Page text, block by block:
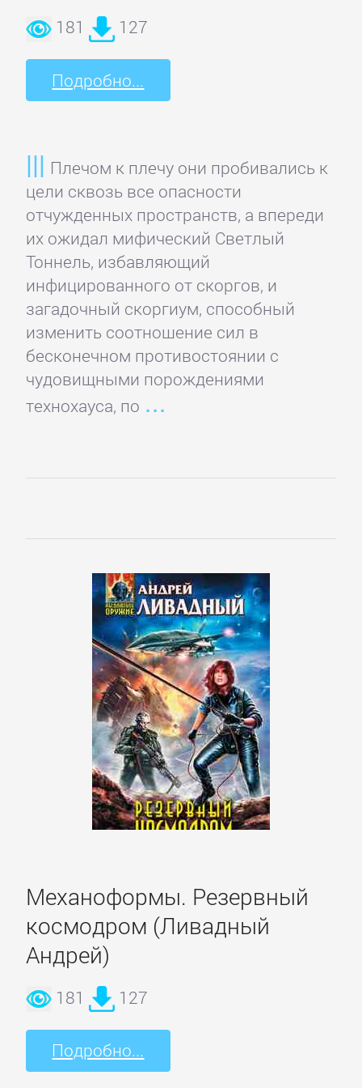
181 127
Подробно...
Плечом к плечу они пробивались к
цели сквозь все опасности
отчужденных пространств, а впереди
их ожидал мифический Светлый
Тоннель, избавляющий
инфицированного от скоргов, и
загадочный скоргиум, способный
изменить соотношение сил в
бесконечном противостоянии с
чудовищными порождениями
технохауса, по
Механоформы. Резервный
космодром (Ливадный
Андрей)
181 127
Подробно...
Полицейские
детективы
Современные
Шпионские
детективы
ДЕТСКИЕ
КНИГИ
Детская
проза
Детская
Детские
приключения
Зарубежные
прочее
Сказки
Учебная
литература
ДОМАШНИЙ